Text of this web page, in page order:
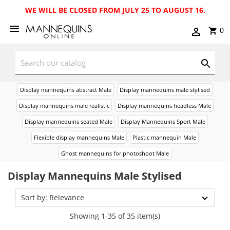
WE WILL BE CLOSED FROM JULY 25 TO AUGUST 16.
0
Display mannequins abstract Male Display mannequins male stylised
Display mannequins male realistic Display mannequins headless Male
Display mannequins seated Male Display Mannequins Sport Male
Flexible display mannequins Male Plastic mannequin Male
Ghost mannequins for photoshoot Male
Display Mannequins Male Stylised
Sort by: Relevance
Showing 1-35 of 35 item(s)